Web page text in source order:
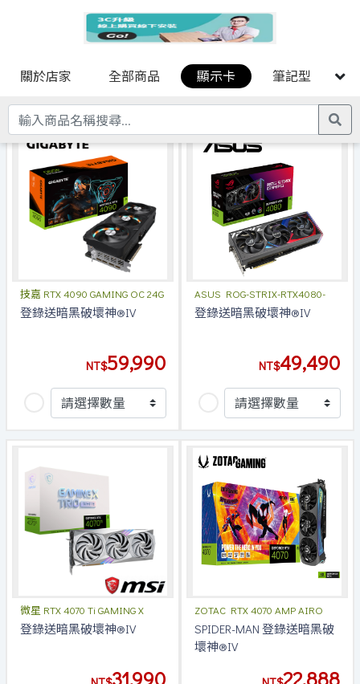
關於店家 全部商品 顯示卡 筆記型電腦
商品選購
技嘉 RTX 4090 GAMING OC 24G
登錄送暗黑破壞神®IV
NT$59,990
ASUS ROG-STRIX-RTX4080-
16G
登錄送暗黑破壞神®IV
NT$49,490
微星 RTX 4070 Ti GAMING X
TRIO
登錄送暗黑破壞神®IV
ZOTAC RTX 4070 AMP AIRO
SPIDER-MAN 登錄送暗黑破
壞神®IV